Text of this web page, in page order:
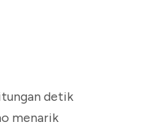
detik
menarik